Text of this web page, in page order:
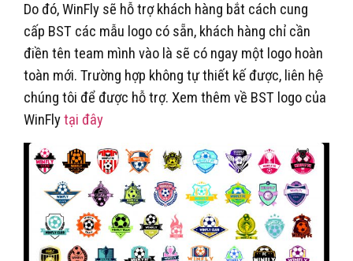
Do đó, WinFly sẽ hỗ trợ khách hàng bắt cách cung
cấp BST các mẫu logo có sẵn, khách hàng chỉ cần
điền tên team mình vào là sẽ có ngay một logo hoàn
toàn mới. Trường hợp không tự thiết kế được, liên hệ
chúng tôi để được hỗ trợ. Xem thêm về BST logo của
WinFlytại đây